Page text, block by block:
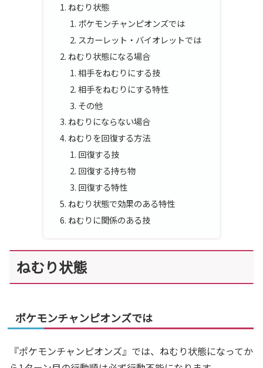
ねむり状態
ポケモンチャンピオンズでは
スカーレット・バイオレットでは
ねむり状態になる場合
相手をねむりにする技
相手をねむりにする特性
その他
ねむりにならない場合
ねむりを回復する方法
回復する技
回復する持ち物
回復する特性
ねむり状態で効果のある特性
ねむりに関係のある技
ねむり状態
ポケモンチャンピオンズでは
『ポケモンチャンピオンズ』では、ねむり状態になってか